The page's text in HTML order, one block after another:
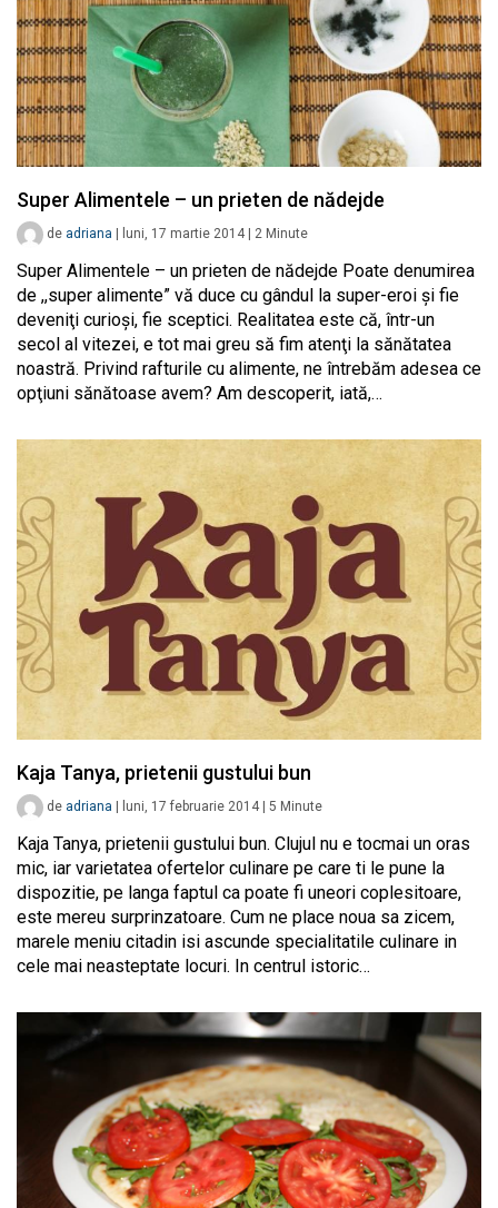
Super Alimentele – un prieten de nădejde
de adriana luni, 17 martie 2014 2 Minute
Super Alimentele – un prieten de nădejde Poate denumirea
de ,,super alimente” vă duce cu gândul la super-eroi şi fie
deveniţi curioşi, fie sceptici. Realitatea este că, într-un
secol al vitezei, e tot mai greu să fim atenţi la sănătatea
noastră. Privind rafturile cu alimente, ne întrebăm adesea ce
opţiuni sănătoase avem? Am descoperit, iată,…
Kaja Tanya, prietenii gustului bun
de adriana luni, 17 februarie 2014 5 Minute
Kaja Tanya, prietenii gustului bun. Clujul nu e tocmai un oras
mic, iar varietatea ofertelor culinare pe care ti le pune la
dispozitie, pe langa faptul ca poate fi uneori coplesitoare,
este mereu surprinzatoare. Cum ne place noua sa zicem,
marele meniu citadin isi ascunde specialitatile culinare in
cele mai neasteptate locuri. In centrul istoric…